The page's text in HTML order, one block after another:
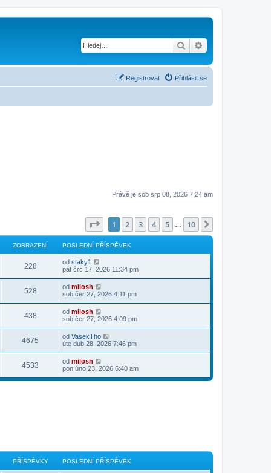
Hledat
Přihlásit se
Registrovat
Právě je sob srp 08, 2026 7:24 am
Stránka z
1 2 3 4 5 10
ZOBRAZENÍ POSLEDNÍ PŘÍSPĚVEK
228 od staky1
pát črc 17, 2026 11:34 pm
528 od milosh
sob čer 27, 2026 4:11 pm
438 od milosh
sob čer 27, 2026 4:09 pm
4675 od VasekTho
úte dub 28, 2026 7:46 pm
4533 od milosh
pon úno 23, 2026 6:40 am
PŘÍSPĚVKY POSLEDNÍ PŘÍSPĚVEK